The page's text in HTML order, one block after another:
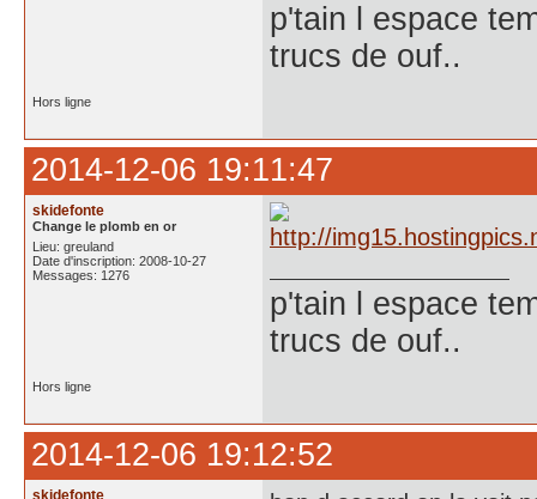
p'tain l espace
trucs de ouf..
Hors ligne
2014-12-06 19:11:47
skidefonte
Change le plomb en or
Lieu: greuland
Date d'inscription: 2008-10-27
Messages: 1276
p'tain l espace
trucs de ouf..
Hors ligne
2014-12-06 19:12:52
skidefonte